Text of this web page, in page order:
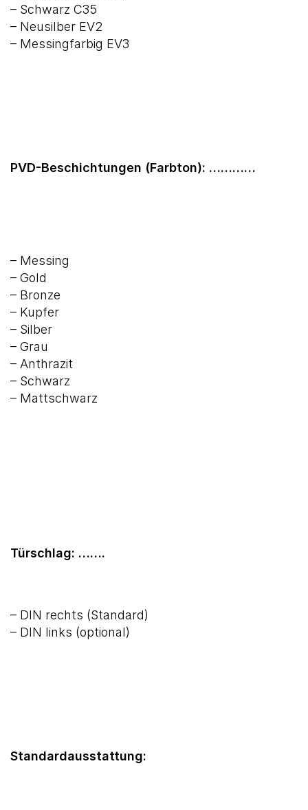
– Schwarz C35
– Neusilber EV2
– Messingfarbig EV3
PVD-Beschichtungen (Farbton): …………
– Messing
– Gold
– Bronze
– Kupfer
– Silber
– Grau
– Anthrazit
– Schwarz
– Mattschwarz
Türschlag: …….
– DIN rechts (Standard)
– DIN links (optional)
Standardausstattung: